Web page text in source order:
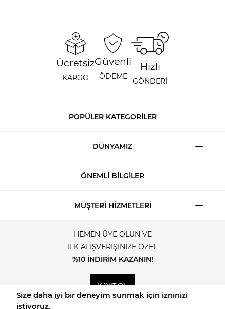
Ücretsiz
KARGO
Güvenli
ÖDEME
Hızlı
GÖNDERİ
POPÜLER KATEGORİLER
DÜNYAMIZ
ÖNEMLİ BİLGİLER
MÜŞTERİ HİZMETLERİ
HEMEN ÜYE OLUN VE
İLK ALIŞVERİŞİNİZE ÖZEL
%10 İNDİRİM KAZANIN!
KAYIT OL